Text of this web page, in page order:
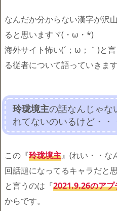
なんだか分からない漢字が沢
ると思いますヾ(・ω・*)
海外サイト怖い(´；ω；｀)と
る従者について語っていきま
玲珑境主の話なんじゃな
れてないのいるけど・
この『玲珑境主』(れい・・な
回話題になってるキャラだと思
と言うのは『2021.9.26のアプ
からです。